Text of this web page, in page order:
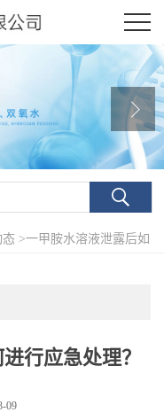
态 >一甲胺水溶液泄露后如
行应急处理？
09